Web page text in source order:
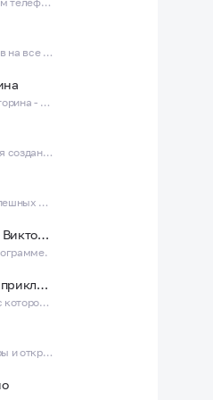
и Новый
Сборник цитат и афоризмов на все случаи.
Географическая фото викторина - Вокруг Света
ArtPost - Все что нужно для создания открыток, постов, текста на фото
Мотивирующие цитаты успешных людей на каждый день.
Школьная программа - Викторина
Цветные блоки. Яркое приключение
Цветные блоки - это игра с которой время летит незаметно.
Соединяй одинаковые шары и открывай новые виды рыб и морских животных.